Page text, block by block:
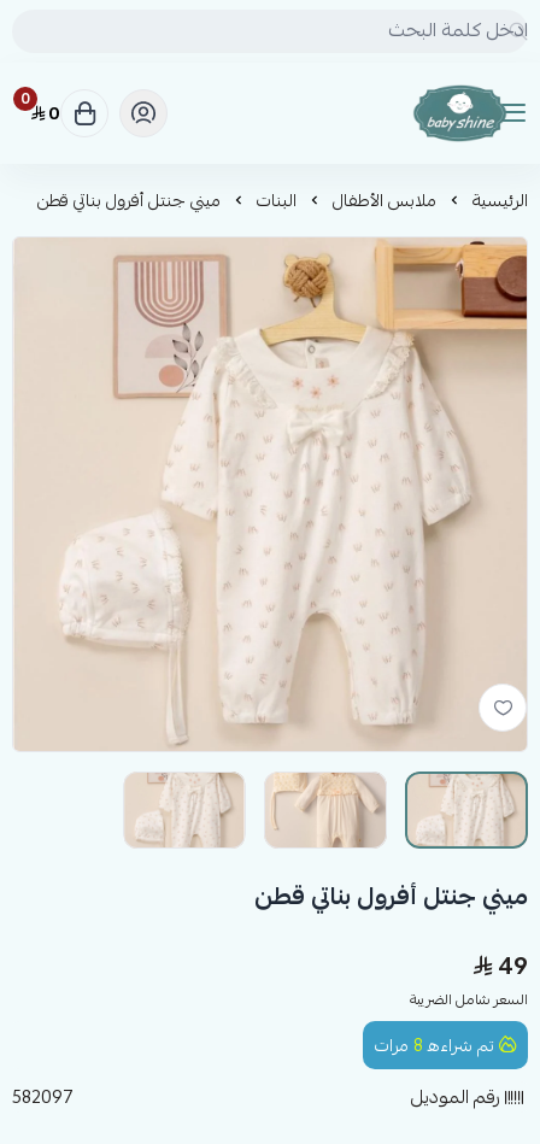
BABY SHINE
0 0
الرئيسية ملابس الأطفال البنات ميني جنتل أفرول بناتي قطن
ميني جنتل أفرول بناتي قطن
السعر شامل الضريبة
49
تم شراءه8 مرات
رقم الموديل 582097